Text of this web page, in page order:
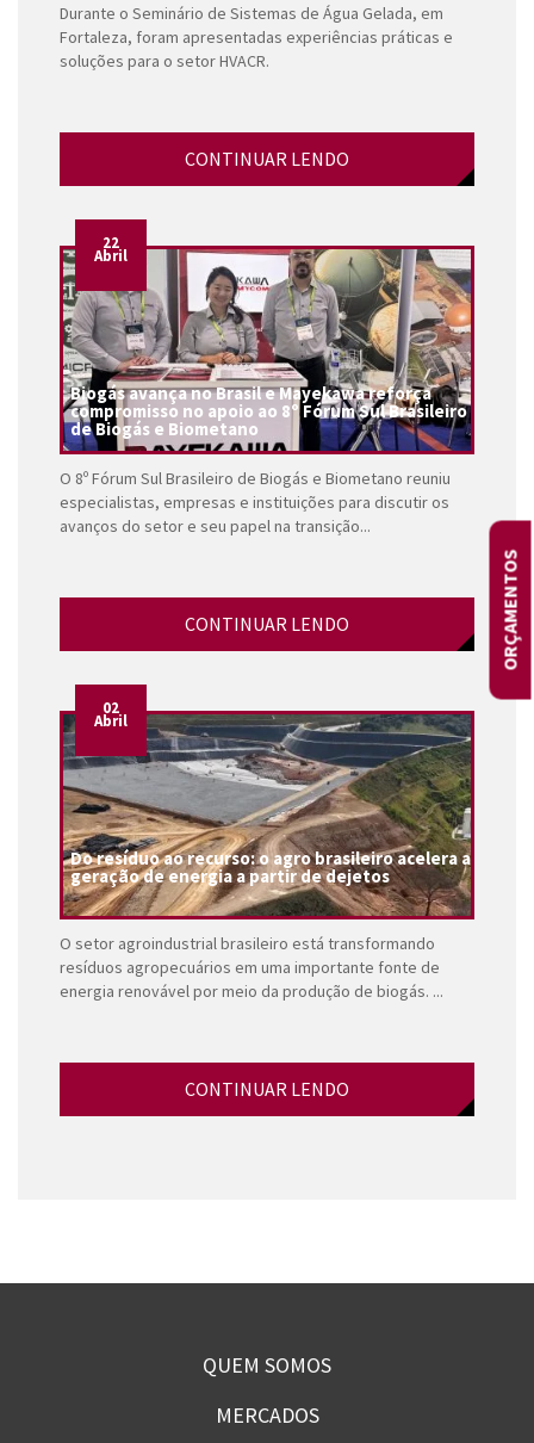
Durante o Seminário de Sistemas de Água Gelada, em
Fortaleza, foram apresentadas experiências práticas e
soluções para o setor HVACR.
CONTINUAR LENDO
22
Abril
Biogás avança no Brasil e Mayekawa reforça
compromisso no apoio ao 8º Fórum Sul Brasileiro
de Biogás e Biometano
O 8º Fórum Sul Brasileiro de Biogás e Biometano reuniu
especialistas, empresas e instituições para discutir os
avanços do setor e seu papel na transição...
CONTINUAR LENDO
02
Abril
Do resíduo ao recurso: o agro brasileiro acelera a
geração de energia a partir de dejetos
O setor agroindustrial brasileiro está transformando
resíduos agropecuários em uma importante fonte de
energia renovável por meio da produção de biogás. ...
CONTINUAR LENDO
ORÇAMENTOS
QUEM SOMOS
MERCADOS